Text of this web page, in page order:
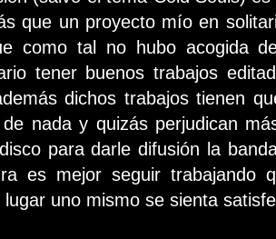
que un proyecto mío en
como tal no hubo acogida
tener buenos trabajos
dichos trabajos tienen
nada y quizás perjudican
para darle difusión la
es mejor seguir trabajando
lugar uno mismo se sienta